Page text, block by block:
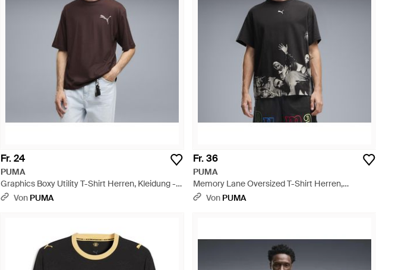
Fr. 24
PUMA
Graphics Boxy Utility T-Shirt Herren, Kleidung -
Braun
Von PUMA
Fr. 36
PUMA
Memory Lane Oversized T-Shirt Herren,
Kleidung - Schwarz
Von PUMA